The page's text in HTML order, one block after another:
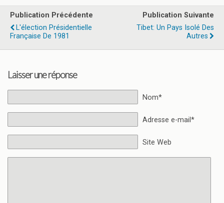
Publication Précédente
L'élection Présidentielle
Française De 1981
Publication Suivante
Tibet: Un Pays Isolé Des
Autres
Laisser une réponse
Nom*
Adresse e-mail*
Site Web